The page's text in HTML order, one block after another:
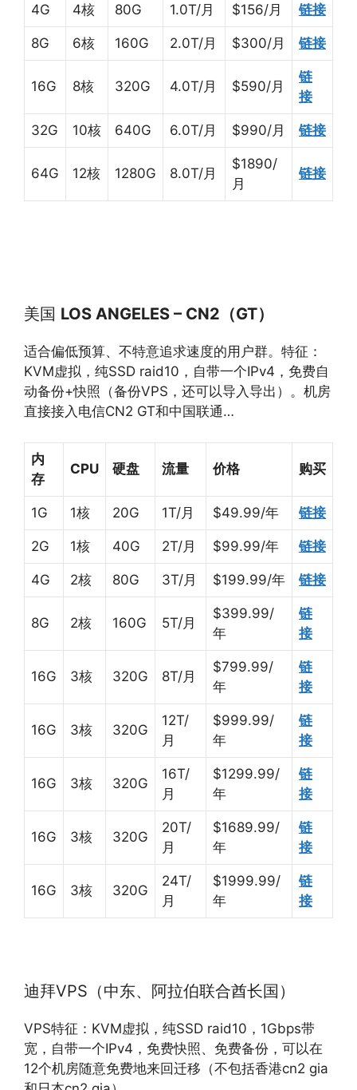
4G 4核 80G 1.0T/月 $156/月 链接
8G 6核 160G 2.0T/月 $300/月 链接
16G 8核 320G 4.0T/月 $590/月
链
接
32G 10核 640G 6.0T/月 $990/月 链接
64G 12核 1280G 8.0T/月
$1890/
月
链接
美国 LOS ANGELES – CN2（GT）
适合偏低预算、不特意追求速度的用户群。特征：
KVM虚拟，纯SSD raid10，自带一个IPv4，免费自
动备份+快照（备份VPS，还可以导入导出）。机房
直接接入电信CN2 GT和中国联通…
内
存
CPU 硬盘 流量 价格 购买
1G 1核 20G 1T/月 $49.99/年 链接
2G 1核 40G 2T/月 $99.99/年 链接
4G 2核 80G 3T/月 $199.99/年 链接
8G 2核 160G 5T/月
$399.99/
年
链
接
16G 3核 320G 8T/月
$799.99/
年
链
接
16G 3核 320G
12T/
月
$999.99/
年
链
接
16G 3核 320G
16T/
月
$1299.99/
年
链
接
16G 3核 320G
20T/
月
$1689.99/
年
链
接
16G 3核 320G
24T/
月
$1999.99/
年
链
接
迪拜VPS（中东、阿拉伯联合酋长国）
VPS特征：KVM虚拟，纯SSD raid10，1Gbps带
宽，自带一个IPv4，免费快照、免费备份，可以在
12个机房随意免费地来回迁移（不包括香港cn2 gia